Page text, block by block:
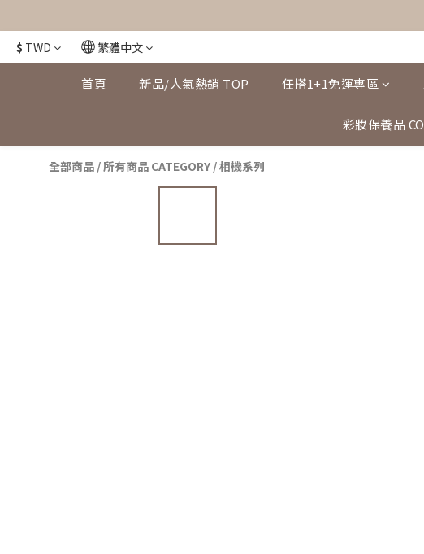
$ TWD 繁體中文
首頁 新品/人氣熱銷 TOP 任搭1+1免運專區
彩妝保養品
全部商品 /所有商品 CATEGORY /相機系列